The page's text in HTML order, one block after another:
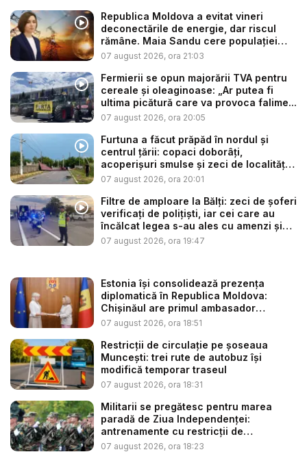
Republica Moldova a evitat vineri
deconectările de energie, dar riscul
rămâne. Maia Sandu cere populației
să...
07 august 2026, ora 21:03
Fermierii se opun majorării TVA pentru
cereale și oleaginoase: „Ar putea fi
ultima picătură care va provoca falime...
07 august 2026, ora 20:05
Furtuna a făcut prăpăd în nordul și
centrul țării: copaci doborâți,
acoperișuri smulse și zeci de localități
...
07 august 2026, ora 20:01
Filtre de amploare la Bălți: zeci de șoferi
verificați de polițiști, iar cei care au
încălcat legea s-au ales cu amenzi și
s...
07 august 2026, ora 19:47
Estonia își consolidează prezența
diplomatică în Republica Moldova:
Chișinăul are primul ambasador
estonia...
07 august 2026, ora 18:51
Restricții de circulație pe șoseaua
Muncești: trei rute de autobuz își
modifică temporar traseul
07 august 2026, ora 18:31
Militarii se pregătesc pentru marea
paradă de Ziua Independenței:
antrenamente cu restricții de
circulație...
07 august 2026, ora 18:23